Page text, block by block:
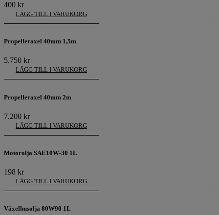
400 kr
LÄGG TILL I VARUKORG
Propelleraxel 40mm 1,5m
5.750 kr
LÄGG TILL I VARUKORG
Propelleraxel 40mm 2m
7.200 kr
LÄGG TILL I VARUKORG
Motorolja SAE10W-30 1L
198 kr
LÄGG TILL I VARUKORG
Växelhusolja 80W90 1L